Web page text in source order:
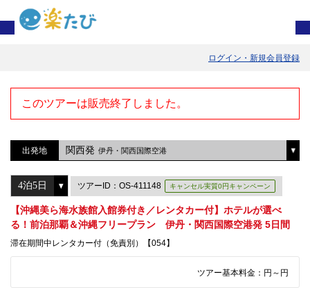
ログイン・新規会員登録
このツアーは販売終了しました。
出発地 関西発 伊丹・関西国際空港
ツアーID：OS-411148 キャンセル実質0円キャンペーン
【沖縄美ら海水族館入館券付き／レンタカー付】ホテルが選べ
る！前泊那覇＆沖縄フリープラン 伊丹・関西国際空港発 5日間
滞在期間中レンタカー付（免責別）【054】
ツアー基本料金： 円～ 円